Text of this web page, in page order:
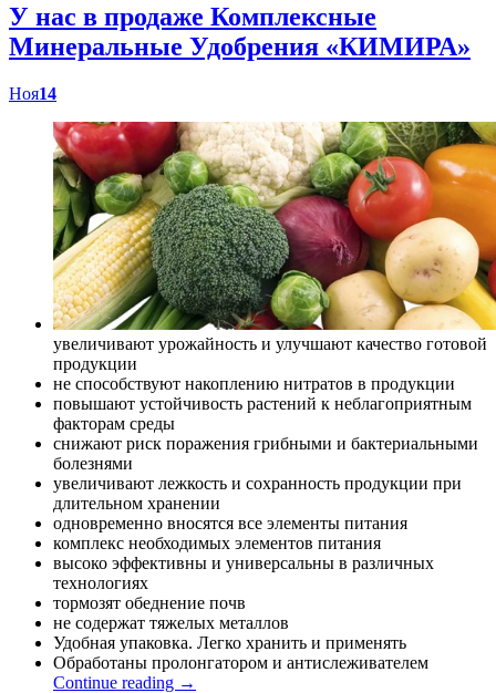
У нас в продаже Комплексные
Минеральные Удобрения «КИМИРА»
Ноя14
увеличивают урожайность и улучшают качество готовой
продукции
не способствуют накоплению нитратов в продукции
повышают устойчивость растений к неблагоприятным
факторам среды
снижают риск поражения грибными и бактериальными
болезнями
увеличивают лежкость и сохранность продукции при
длительном хранении
одновременно вносятся все элементы питания
комплекс необходимых элементов питания
высоко эффективны и универсальны в различных
технологиях
тормозят обеднение почв
не содержат тяжелых металлов
Удобная упаковка. Легко хранить и применять
Обработаны пролонгатором и антислеживателем
Continue reading →